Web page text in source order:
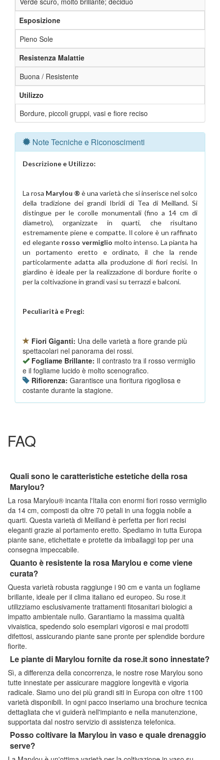
Esposizione
Pieno Sole
Resistenza Malattie
Buona / Resistente
Utilizzo
Bordure, piccoli gruppi, vasi e fiore reciso
Note Tecniche e Riconoscimenti
Descrizione e Utilizzo:
La rosa Marylou ® è una varietà che si inserisce nel solco
della tradizione dei grandi Ibridi di Tea di Meilland. Si
distingue per le corolle monumentali (fino a 14 cm di
diametro), organizzate in quarti, che risultano
estremamente piene e compatte. Il colore è un raffinato
ed elegante rosso vermiglio molto intenso. La pianta ha
un portamento eretto e ordinato, il che la rende
particolarmente adatta alla produzione di fiori recisi. In
giardino è ideale per la realizzazione di bordure fiorite o
per la coltivazione in grandi vasi su terrazzi e balconi.
Peculiarità e Pregi:
Fiori Giganti: Una delle varietà a fiore grande più
spettacolari nel panorama dei rossi.
Fogliame Brillante: Il contrasto tra il rosso vermiglio
e il fogliame lucido è molto scenografico.
Rifiorenza: Garantisce una fioritura rigogliosa e
costante durante la stagione.
FAQ
Quali sono le caratteristiche estetiche della rosa
Marylou?
La rosa Marylou® incanta l'Italia con enormi fiori rosso vermiglio
da 14 cm, composti da oltre 70 petali in una foggia nobile a
quarti. Questa varietà di Meilland è perfetta per fiori recisi
eleganti grazie al portamento eretto. Spediamo in tutta Europa
piante sane, etichettate e protette da imballaggi top per una
consegna impeccabile.
Quanto è resistente la rosa Marylou e come viene
curata?
Questa varietà robusta raggiunge i 90 cm e vanta un fogliame
brillante, ideale per il clima italiano ed europeo. Su rose.it
utilizziamo esclusivamente trattamenti fitosanitari biologici a
impatto ambientale nullo. Garantiamo la massima qualità
vivaistica, spedendo solo esemplari vigorosi e mai prodotti
difettosi, assicurando piante sane pronte per splendide bordure
fiorite.
Le piante di Marylou fornite da rose.it sono innestate?
Sì, a differenza della concorrenza, le nostre rose Marylou sono
tutte innestate per assicurare maggiore longevità e vigoria
radicale. Siamo uno dei più grandi siti in Europa con oltre 1100
varietà disponibili. In ogni pacco inseriamo una brochure tecnica
dettagliata che vi guiderà nell'impianto e nella manutenzione,
supportata dal nostro servizio di assistenza telefonica.
Posso coltivare la Marylou in vaso e quale drenaggio
serve?